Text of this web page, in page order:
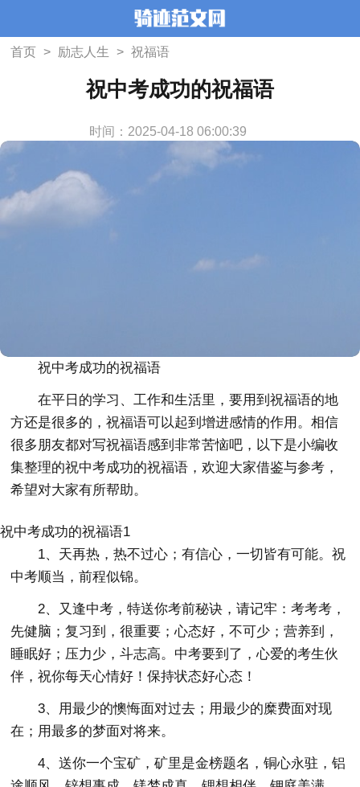
首页 > 励志人生 > 祝福语
祝中考成功的祝福语
时间：2025-04-18 06:00:39
祝中考成功的祝福语
在平日的学习、工作和生活里，要用到祝福语的地
方还是很多的，祝福语可以起到增进感情的作用。相信
很多朋友都对写祝福语感到非常苦恼吧，以下是小编收
集整理的祝中考成功的祝福语，欢迎大家借鉴与参考，
希望对大家有所帮助。
祝中考成功的祝福语1
1、天再热，热不过心；有信心，一切皆有可能。祝
中考顺当，前程似锦。
2、又逢中考，特送你考前秘诀，请记牢：考考考，
先健脑；复习到，很重要；心态好，不可少；营养到，
睡眠好；压力少，斗志高。中考要到了，心爱的考生伙
伴，祝你每天心情好！保持状态好心态！
3、用最少的懊悔面对过去；用最少的糜费面对现
在；用最多的梦面对将来。
4、送你一个宝矿，矿里是金榜题名，铜心永驻，铝